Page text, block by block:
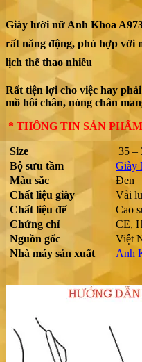
Giày lười nữ Anh Khoa
rất năng động, phù hợp với
lịch thể thao nhiều
Rất tiện lợi cho việc hay
mồ hôi chân, nóng chân
* THÔNG TIN SẢN PHẨM
Size
35 –
Bộ sưu tầm
Giày
Màu sắc
Đen
Chất liệu giày
Vải
Chất liệu đế
Cao
Chứng chỉ
CE,
Nguồn gốc
Việt
Nhà máy sản xuất
Anh